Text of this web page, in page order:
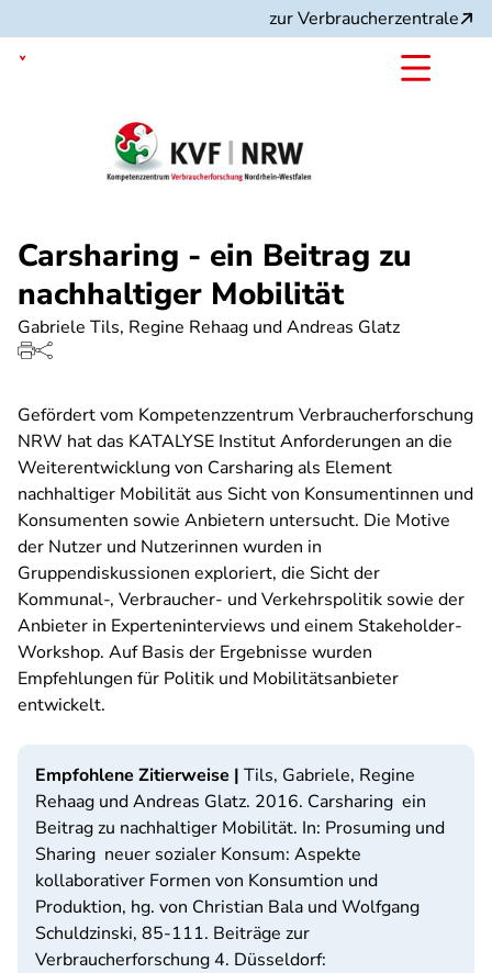
zum
Inhalt
zur Verbraucherzentrale
Carsharing - ein Beitrag zu
nachhaltiger Mobilität
Gabriele Tils, Regine Rehaag und Andreas Glatz
Gefördert vom Kompetenzzentrum Verbraucherforschung
NRW hat das KATALYSE Institut Anforderungen an die
Weiterentwicklung von Carsharing als Element
nachhaltiger Mobilität aus Sicht von Konsumentinnen und
Konsumenten sowie Anbietern untersucht. Die Motive
der Nutzer und Nutzerinnen wurden in
Gruppendiskussionen exploriert, die Sicht der
Kommunal-, Verbraucher- und Verkehrspolitik sowie der
Anbieter in Experteninterviews und einem Stakeholder-
Workshop. Auf Basis der Ergebnisse wurden
Empfehlungen für Politik und Mobilitätsanbieter
entwickelt.
Empfohlene Zitierweise | Tils, Gabriele, Regine
Rehaag und Andreas Glatz. 2016. Carsharing  ein
Beitrag zu nachhaltiger Mobilität. In: Prosuming und
Sharing  neuer sozialer Konsum: Aspekte
kollaborativer Formen von Konsumtion und
Produktion, hg. von Christian Bala und Wolfgang
Schuldzinski, 85-111. Beiträge zur
Verbraucherforschung 4. Düsseldorf: